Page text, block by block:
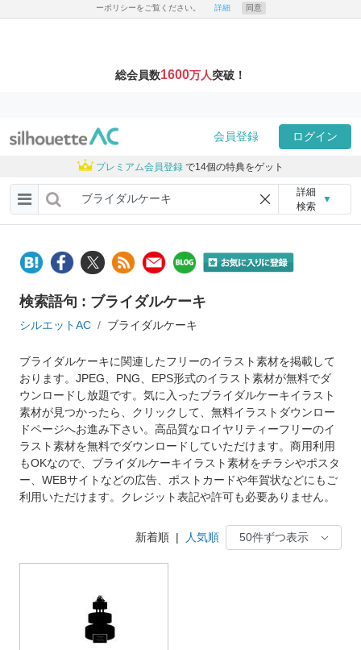
ーポリシーをご覧ください。 詳細 同意
総会員数1600万人突破！
会員登録 ログイン
プレミアム会員登録 で14個の特典をゲット
詳細
検索
▼
検索語句 : ブライダルケーキ
シルエットAC ブライダルケーキ
ブライダルケーキに関連したフリーのイラスト素材を掲載して
おります。JPEG、PNG、EPS形式のイラスト素材が無料でダ
ウンロードし放題です。気に入ったブライダルケーキイラスト
素材が見つかったら、クリックして、無料イラストダウンロー
ドページへお進み下さい。高品質なロイヤリティーフリーのイ
ラスト素材を無料でダウンロードしていただけます。商用利用
もOKなので、ブライダルケーキイラスト素材をチラシやポスタ
ー、WEBサイトなどの広告、ポストカードや年賀状などにもご
利用いただけます。クレジット表記や許可も必要ありません。
新着順 | 人気順